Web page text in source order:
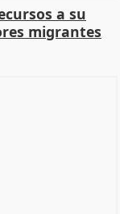
a su
migrantes